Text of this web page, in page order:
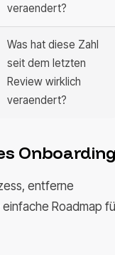
veraendert?
Was hat diese Zahl
seit dem letzten
Review wirklich
veraendert?
entferne
Roadmap